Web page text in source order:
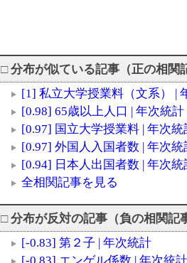
□分布が似ている記事（正の相
[1] 私立大学授業料（文系） |
[0.98] 65歳以上人口 | 年次統計
[0.97] 国立大学授業料 | 年次統
[0.97] 外国人入国者数 | 年次統
[0.94] 日本人出国者数 | 年次統
全相関記事を見る
□分布が反対の記事（負の相関
[-0.83] 第２子 | 年次統計